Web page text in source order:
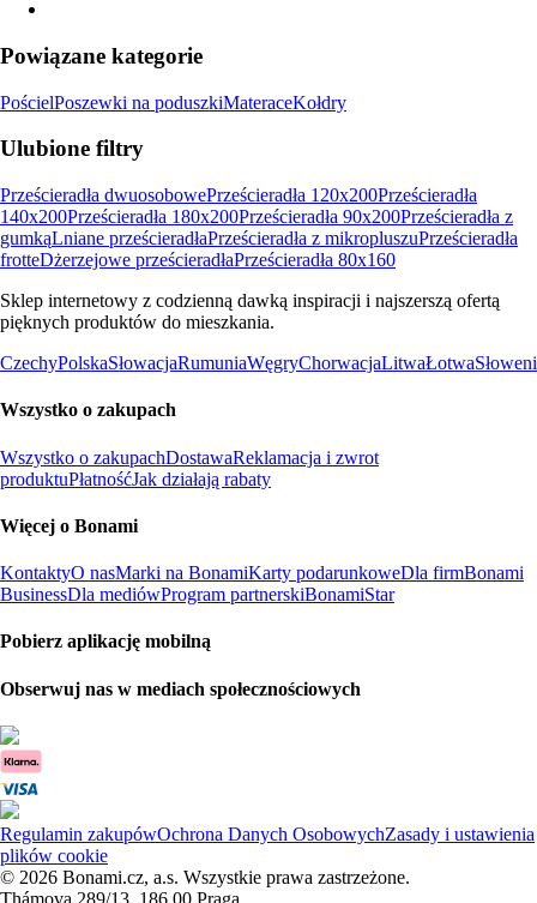
Powiązane kategorie
PościelPoszewki na poduszkiMateraceKołdry
Ulubione filtry
Prześcieradła dwuosobowePrześcieradła 120x200Prześcieradła
140x200Prześcieradła 180x200Prześcieradła 90x200Prześcieradła z
gumkąLniane prześcieradłaPrześcieradła z mikropluszuPrześcieradła
frotteDżerzejowe prześcieradłaPrześcieradła 80x160
Sklep internetowy z codzienną dawką inspiracji i najszerszą ofertą
pięknych produktów do mieszkania.
CzechyPolskaSłowacjaRumuniaWęgryChorwacjaLitwaŁotwa
Wszystko o zakupach
Wszystko o zakupachDostawaReklamacja i zwrot
produktuPłatnośćJak działają rabaty
Więcej o Bonami
KontaktyO nasMarki na BonamiKarty podarunkoweDla firmBonami
BusinessDla mediówProgram partnerskiBonamiStar
Pobierz aplikację mobilną
Obserwuj nas w mediach społecznościowych
Regulamin zakupówOchrona Danych OsobowychZasady i ustawienia
plików cookie
© 2026 Bonami.cz, a.s. Wszystkie prawa zastrzeżone.
Thámova 289/13, 186 00 Praga